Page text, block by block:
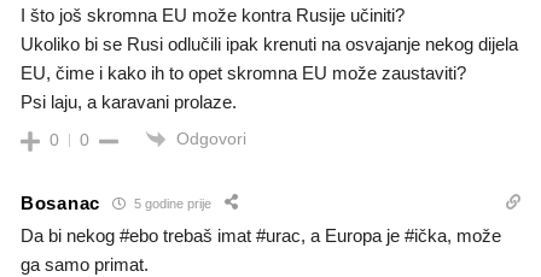
I što još skromna EU može kontra Rusije učiniti?
Ukoliko bi se Rusi odlučili ipak krenuti na osvajanje nekog dijela
EU, čime i kako ih to opet skromna EU može zaustaviti?
Psi laju, a karavani prolaze.
0 0 Odgovori
Bosanac 5 godine prije
Da bi nekog #ebo trebaš imat #urac, a Europa je #ička, može
ga samo primat.